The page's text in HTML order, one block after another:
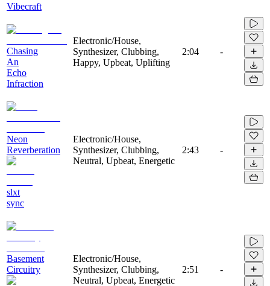
Vibecraft
Chasing
An
Echo
Infraction
Electronic/House,
Synthesizer, Clubbing,
Happy, Upbeat, Uplifting
2:04 -
Neon
Reverberation
slxt
sync
Electronic/House,
Synthesizer, Clubbing,
Neutral, Upbeat, Energetic
2:43 -
Basement
Circuitry
Electronic/House,
Synthesizer, Clubbing,
Neutral, Upbeat, Energetic
2:51 -